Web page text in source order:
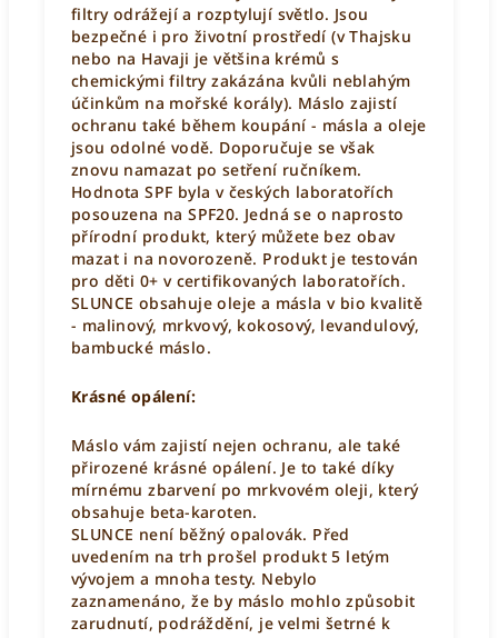
filtry odrážejí a rozptylují světlo. Jsou
bezpečné i pro životní prostředí (v Thajsku
nebo na Havaji je většina krémů s
chemickými filtry zakázána kvůli neblahým
účinkům na mořské korály). Máslo zajistí
ochranu také během koupání - másla a oleje
jsou odolné vodě. Doporučuje se však
znovu namazat po setření ručníkem.
Hodnota SPF byla v českých laboratořích
posouzena na SPF20. Jedná se o naprosto
přírodní produkt, který můžete bez obav
mazat i na novorozeně. Produkt je testován
pro děti 0+ v certifikovaných laboratořích.
SLUNCE obsahuje oleje a másla v bio kvalitě
- malinový, mrkvový, kokosový, levandulový,
bambucké máslo.
Krásné opálení:
Máslo vám zajistí nejen ochranu, ale také
přirozené krásné opálení. Je to také díky
mírnému zbarvení po mrkvovém oleji, který
obsahuje beta-karoten.
SLUNCE není běžný opalovák. Před
uvedením na trh prošel produkt 5 letým
vývojem a mnoha testy. Nebylo
zaznamenáno, že by máslo mohlo způsobit
zarudnutí, podráždění, je velmi šetrné k